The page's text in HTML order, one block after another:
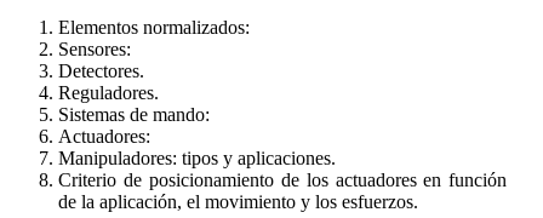
Elementos normalizados:
Sensores:
Detectores.
Reguladores.
Sistemas de mando:
Actuadores:
Manipuladores: tipos y aplicaciones.
Criterio de posicionamiento de los actuadores en función
de la aplicación, el movimiento y los esfuerzos.